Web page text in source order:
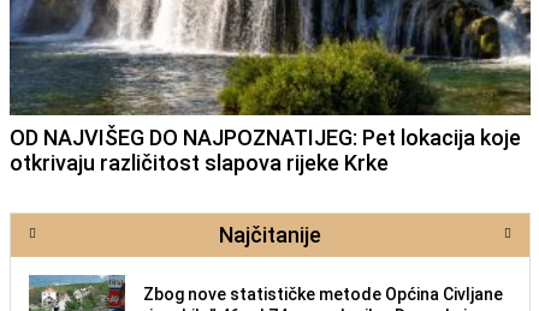
OD NAJVIŠEG DO NAJPOZNATIJEG: Pet lokacija koje
otkrivaju različitost slapova rijeke Krke
Najčitanije
Zbog nove statističke metode Općina Civljane